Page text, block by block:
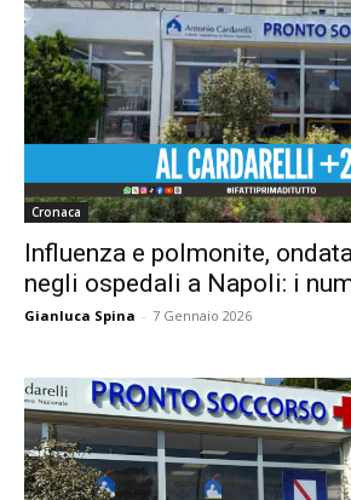
Cronaca
Influenza e polmonite,
negli ospedali a Napoli: i
Gianluca Spina - 7 Gennaio 2026